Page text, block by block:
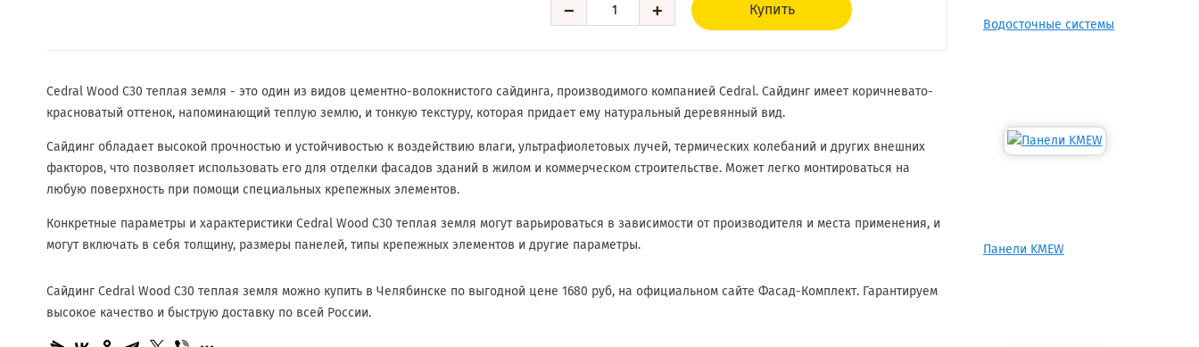
− + Купить
Cedral Wood C30 теплая земля - это один из видов цементно-волокнистого сайдинга, производимого компанией Cedral. Сайдинг имеет коричневато-
красноватый оттенок, напоминающий теплую землю, и тонкую текстуру, которая придает ему натуральный деревянный вид.
Сайдинг обладает высокой прочностью и устойчивостью к воздействию влаги, ультрафиолетовых лучей, термических колебаний и других внешних
факторов, что позволяет использовать его для отделки фасадов зданий в жилом и коммерческом строительстве. Может легко монтироваться на
любую поверхность при помощи специальных крепежных элементов.
Конкретные параметры и характеристики Cedral Wood C30 теплая земля могут варьироваться в зависимости от производителя и места применения, и
могут включать в себя толщину, размеры панелей, типы крепежных элементов и другие параметры.
Сайдинг Cedral Wood C30 теплая земля можно купить в Челябинске по выгодной цене 1680 руб, на официальном сайте Фасад-Комплект. Гарантируем
высокое качество и быструю доставку по всей России.
Водосточные системы
Панели KMEW